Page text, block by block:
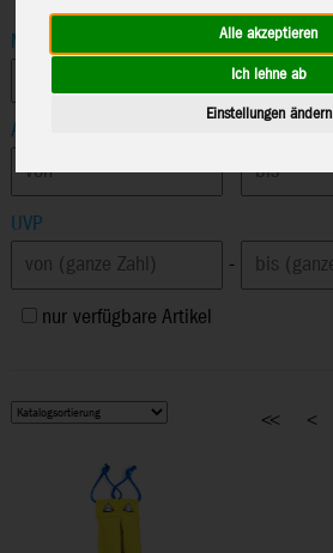
Alle akzeptieren
Ich lehne ab
Einstellungen ändern
Marke
Altersempfehlung
-
UVP
-
nur verfügbare Artikel
<< <